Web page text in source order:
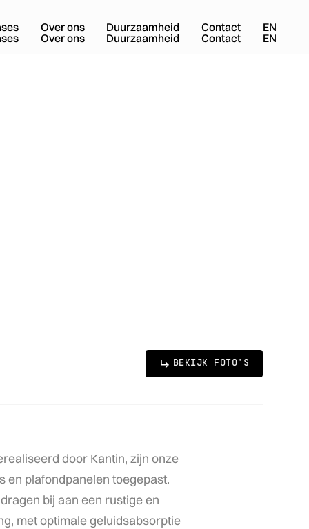
Over ons Duurzaamheid Contact EN
Over ons Duurzaamheid Contact EN
BEKIJK FOTO'S
door Kantin, zijn onze
en plafondpanelen toegepast.
dragen bij aan een rustige en
met optimale geluidsabsorptie